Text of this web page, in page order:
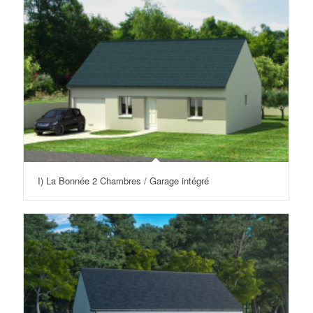
I) La Bonnée 2 Chambres / Garage intégré